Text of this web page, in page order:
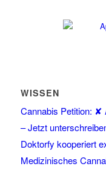
WISSEN
Cannabis Petition:
– Jetzt
Doktorfy kooperiert
Medizinisches